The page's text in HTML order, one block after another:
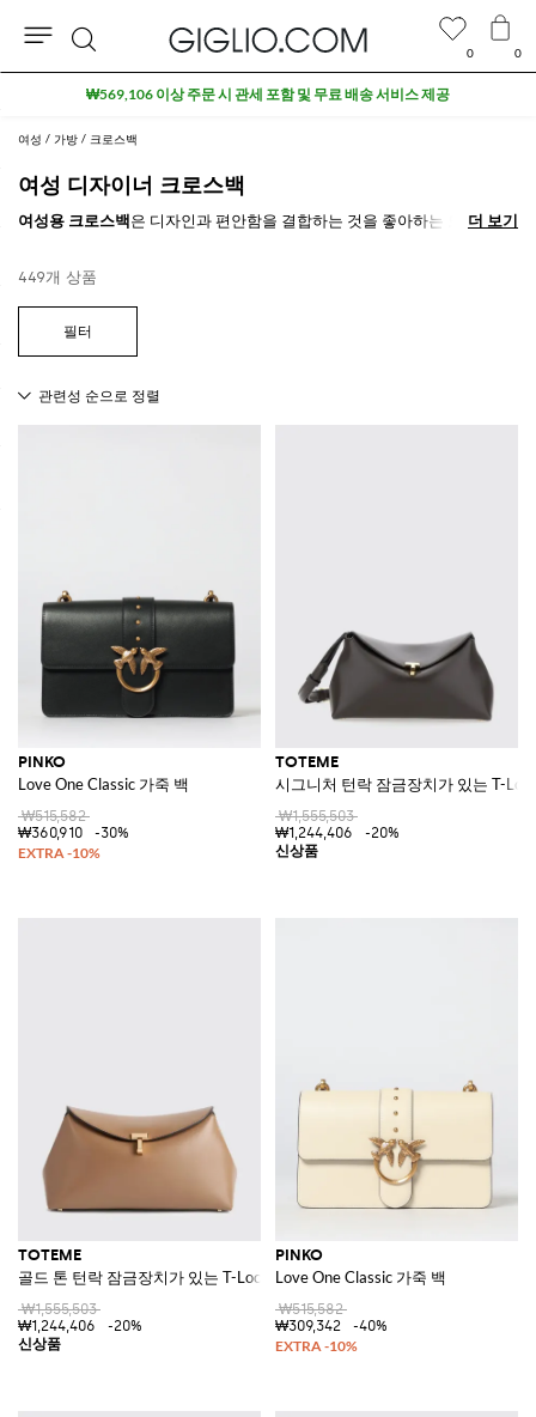
여성 가방 크로스백
여성 디자이너 크로스백
여성용 크로스백은 디자인과 편안함을 결합하는 것을 좋아하는 모든 역동
델 덕분에 스타일리시하게 착용하며 필수품도 챙길 수 있습니다.
GIGLIO.COM에서 최고의
료 배송 혜택을 받으세요.
더 보기
더 보기
449개 상품
PINKO
Love One Classic 가죽 백
₩515,582
₩360,910
-30%
TOTEME
시그니처 턴락 잠금장치가 있는 T-
₩1,555,503
₩1,244,406
-20%
TOTEME
골드 톤 턴락 잠금장치가 있는 T-Lock 가죽 크로스바디 백
₩1,555,503
₩1,244,406
-20%
PINKO
Love One Classic 가죽 백
₩515,582
₩309,342
-40%
0 0
검
색
아울렛 구역 추가 10% 할인